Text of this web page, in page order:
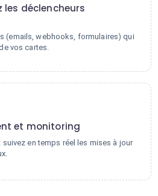
les déclencheurs
(emails, webhooks, formulaires) qui
vos cartes.
et monitoring
en temps réel les mises à jour